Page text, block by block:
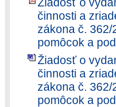
činnosti a
zákona č.
pomôcok a
Žiadosť o
činnosti a
zákona č.
pomôcok a